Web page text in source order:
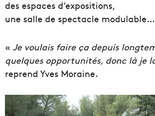
des espaces d’expositions,
une salle de spectacle modulable…
« Je voulais faire ça depuis
quelques opportunités, donc là je
reprend Yves Moraine.